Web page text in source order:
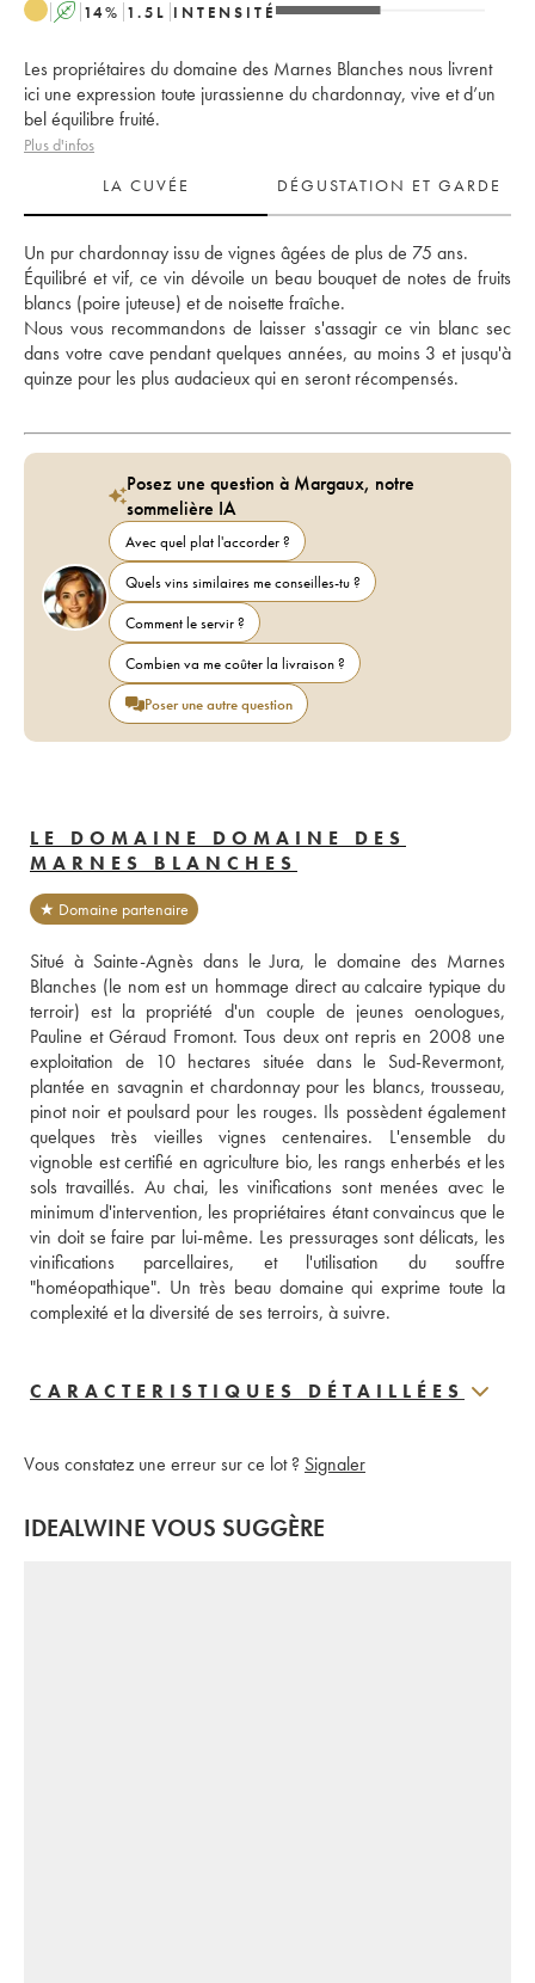
A 14% 1.5 L INTENSITÉ
Les propriétaires du domaine des Marnes Blanches nous livrent
ici une expression toute jurassienne du chardonnay, vive et d’un
bel équilibre fruité.
Plus d'infos
LA CUVÉE
DÉGUSTATION ET GARDE
Un pur chardonnay issu de vignes âgées de plus de 75 ans.
Équilibré et vif, ce vin dévoile un beau bouquet de notes de fruits
blancs (poire juteuse) et de noisette fraîche.
Nous vous recommandons de laisser s'assagir ce vin blanc sec
dans votre cave pendant quelques années, au moins 3 et jusqu'à
quinze pour les plus audacieux qui en seront récompensés.
Posez une question à Margaux, notre
sommelière IA
Avec quel plat l'accorder ?
Quels vins similaires me conseilles-tu ?
Comment le servir ?
Combien va me coûter la livraison ?
Poser une autre question
LE DOMAINE DOMAINE DES
MARNES BLANCHES
★ Domaine partenaire
Situé à Sainte-Agnès dans le Jura, le domaine des Marnes
Blanches (le nom est un hommage direct au calcaire typique du
terroir) est la propriété d'un couple de jeunes oenologues,
Pauline et Géraud Fromont. Tous deux ont repris en 2008 une
exploitation de 10 hectares située dans le Sud-Revermont,
plantée en savagnin et chardonnay pour les blancs, trousseau,
pinot noir et poulsard pour les rouges. Ils possèdent également
quelques très vieilles vignes centenaires. L'ensemble du
vignoble est certifié en agriculture bio, les rangs enherbés et les
sols travaillés. Au chai, les vinifications sont menées avec le
minimum d'intervention, les propriétaires étant convaincus que le
vin doit se faire par lui-même. Les pressurages sont délicats, les
vinifications parcellaires, et l'utilisation du souffre
"homéopathique". Un très beau domaine qui exprime toute la
complexité et la diversité de ses terroirs, à suivre.
CARACTERISTIQUES DÉTAILLÉES
Vous constatez une erreur sur ce lot ? Signaler
IDEALWINE VOUS SUGGÈRE